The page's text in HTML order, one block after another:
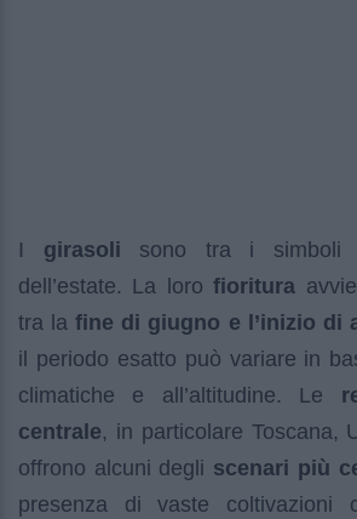
I girasoli sono tra i simboli
dell’estate. La loro fioritura
tra la fine di giugno e l’inizio di
il periodo esatto può variare in
climatiche e all’altitudine. Le
centrale, in particolare Toscana,
offrono alcuni degli scenari più
presenza di vaste coltivazioni